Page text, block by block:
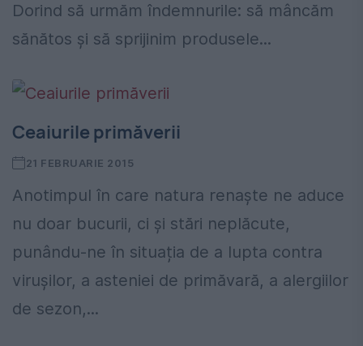
Dorind să urmăm îndemnurile: să mâncăm
sănătos și să sprijinim produsele...
Ceaiurile primăverii
21 FEBRUARIE 2015
Anotimpul în care natura renaște ne aduce
nu doar bucurii, ci și stări neplăcute,
punându-ne în situația de a lupta contra
virușilor, a asteniei de primăvară, a alergiilor
de sezon,...